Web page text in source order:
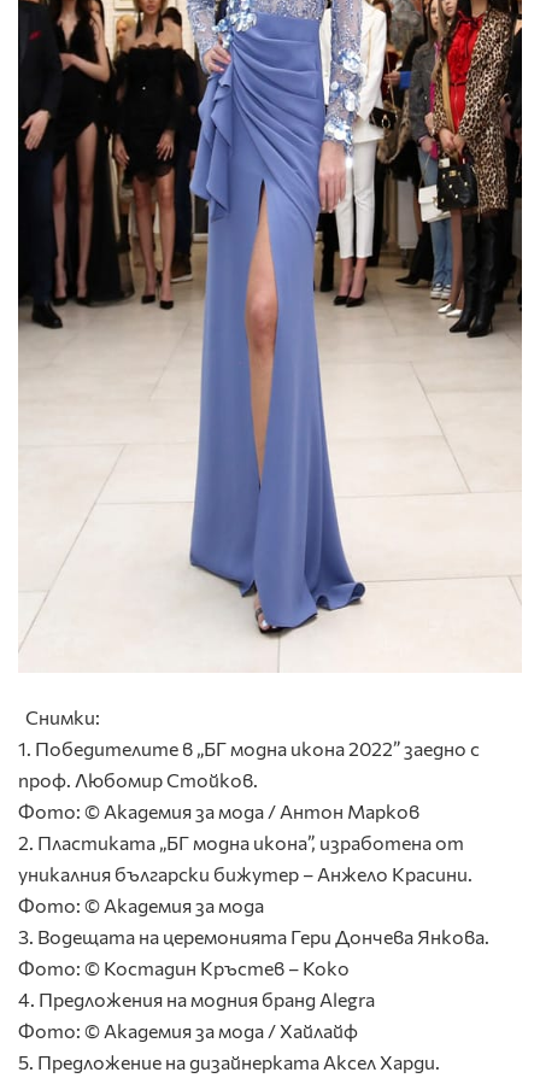
Снимки:
1. Победителите в „БГ модна икона 2022” заедно с
проф. Любомир Стойков.
Фото: © Академия за мода / Антон Марков
2. Пластиката „БГ модна икона”, изработена от
уникалния български бижутер – Анжело Красини.
Фото: © Академия за мода
3. Водещата на церемонията Гери Дончева Янкова.
Фото: © Костадин Кръстев – Коко
4. Предложения на модния бранд Alegra
Фото: © Академия за мода / Хайлайф
5. Предложение на дизайнерката Аксел Харди.